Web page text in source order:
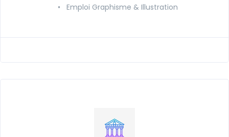
• Emploi Graphisme & Illustration